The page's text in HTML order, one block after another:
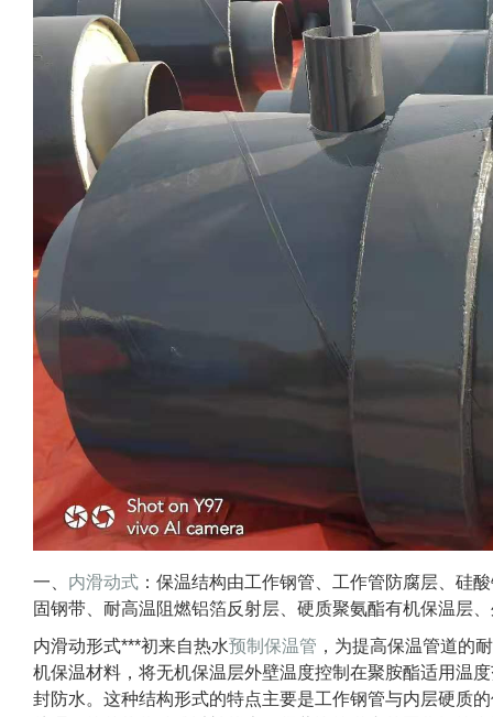
一、 内滑动式 ：保温结构由工作钢管、工作管防腐层、硅
固钢带、耐高温阻燃铝箔反射层、硬质聚氨酯有机保温层
内滑动形式***初来自热水预制保温管 ，为提高保温管道的
机保温材料，将无机保温层外壁温度控制在聚胺酯适用温
封防水。这种结构形式的特点主要是工作钢管与内层硬质